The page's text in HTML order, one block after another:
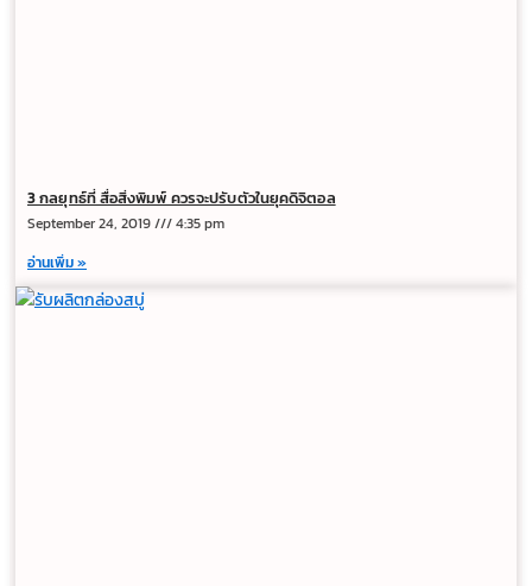
3 กลยุทธ์ที่ สื่อสิ่งพิมพ์ ควรจะปรับตัวในยุคดิจิตอล
September 24, 2019
4:35 pm
อ่านเพิ่ม »